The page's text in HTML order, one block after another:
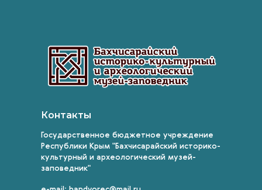
Контакты
Государственное бюджетное учреждение
Республики Крым "Бахчисарайский историко-
культурный и археологический музей-
заповедник"